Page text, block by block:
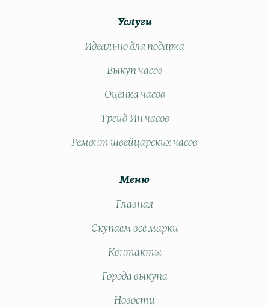
Услуги
Идеально для подарка
Выкуп часов
Оценка часов
Трейд-Ин часов
Ремонт швейцарских часов
Меню
Главная
Скупаем все марки
Контакты
Города выкупа
Новости